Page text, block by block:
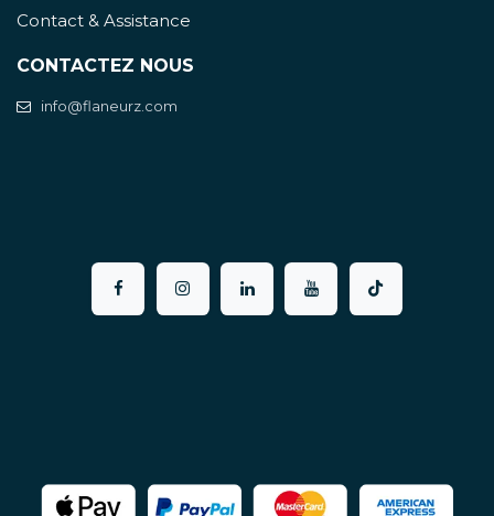
Contact & Assistance
CONTACTEZ NOUS
info@flaneurz.com